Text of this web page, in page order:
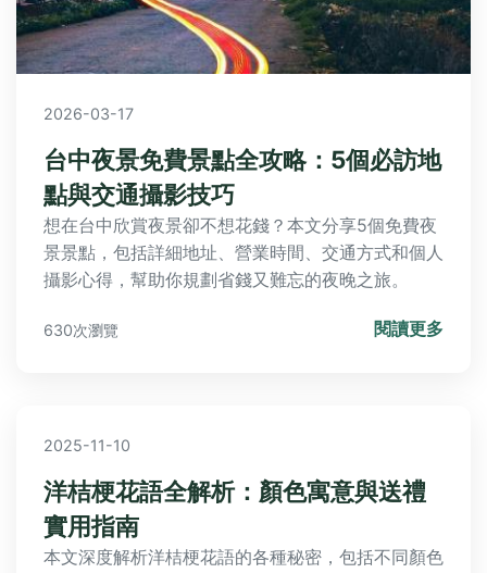
2026-03-17
台中夜景免費景點全攻略：5個必訪地
點與交通攝影技巧
想在台中欣賞夜景卻不想花錢？本文分享5個免費夜
景景點，包括詳細地址、營業時間、交通方式和個人
攝影心得，幫助你規劃省錢又難忘的夜晚之旅。
630次瀏覽 閱讀更多
2025-11-10
洋桔梗花語全解析：顏色寓意與送禮
實用指南
本文深度解析洋桔梗花語的各種秘密，包括不同顏色